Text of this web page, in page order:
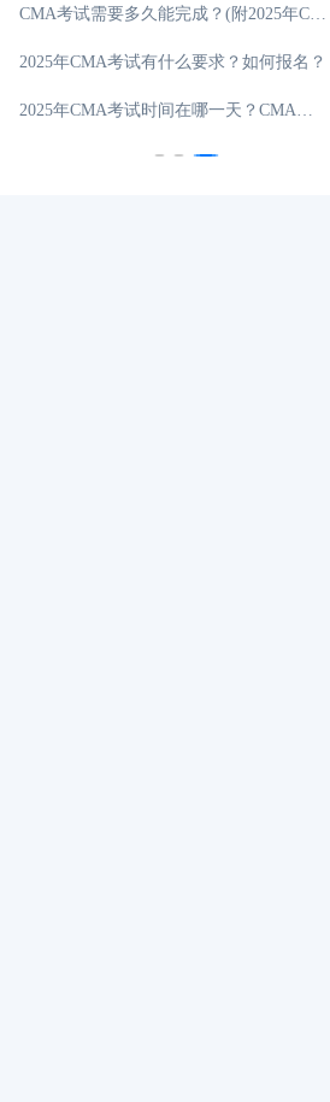
CMA考试需要多久能完成？(附2025年CMA考试备考建议)
2025年CMA考试有什么要求？如何报名？
2025年CMA考试时间在哪一天？CMA考试科目几本书？